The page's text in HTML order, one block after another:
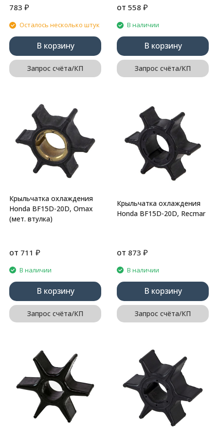
783 ₽
Осталось несколько штук
В корзину
Запрос счёта/КП
от 558 ₽
В наличии
В корзину
Запрос счёта/КП
Крыльчатка охлаждения
Honda BF15D-20D, Omax
(мет. втулка)
от 711 ₽
В наличии
В корзину
Запрос счёта/КП
Крыльчатка охлаждения
Honda BF15D-20D, Recmar
от 873 ₽
В наличии
В корзину
Запрос счёта/КП